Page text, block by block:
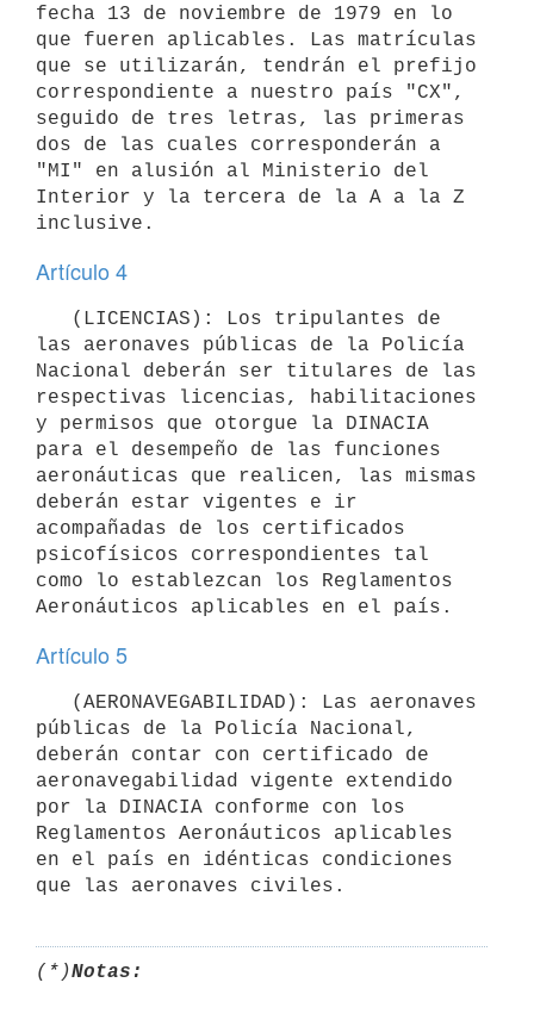
fecha 13 de noviembre de 1979 en lo
que fueren aplicables. Las matrículas
que se utilizarán, tendrán el prefijo
correspondiente a nuestro país "CX",
seguido de tres letras, las primeras
dos de las cuales corresponderán a
"MI" en alusión al Ministerio del
Interior y la tercera de la A a la Z
Artículo 4
las aeronaves públicas de la Policía
Nacional deberán ser titulares de las
respectivas licencias, habilitaciones
y permisos que otorgue la DINACIA
para el desempeño de las funciones
aeronáuticas que realicen, las mismas
deberán estar vigentes e ir
acompañadas de los certificados
psicofísicos correspondientes tal
como lo establezcan los Reglamentos
Artículo 5
públicas de la Policía Nacional,
deberán contar con certificado de
aeronavegabilidad vigente extendido
por la DINACIA conforme con los
Reglamentos Aeronáuticos aplicables
en el país en idénticas condiciones
(*)Notas: